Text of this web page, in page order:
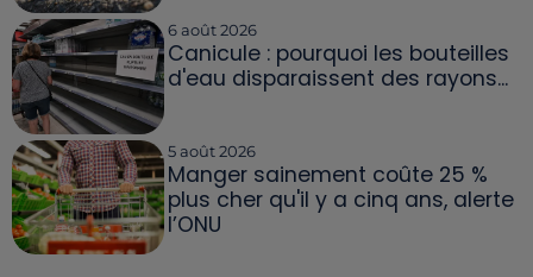
6 août 2026
Canicule : pourquoi les bouteilles
d'eau disparaissent des rayons...
5 août 2026
Manger sainement coûte 25 %
plus cher qu'il y a cinq ans, alerte
l’ONU